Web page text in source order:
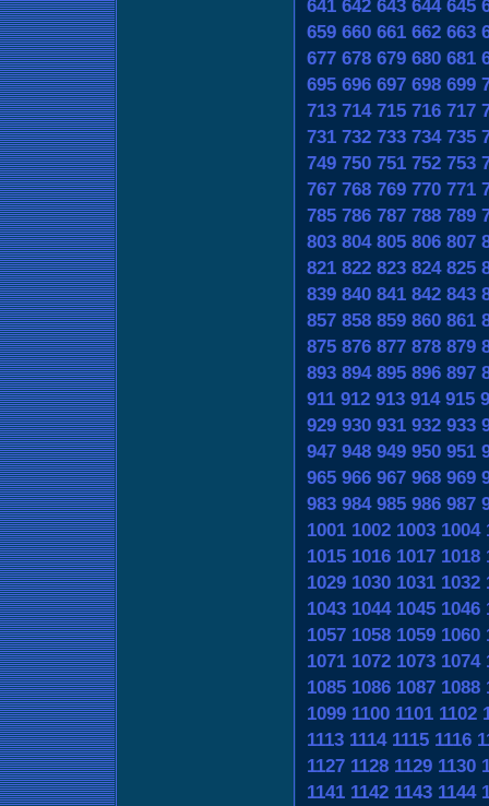
641 642 643 644 645
659 660 661 662 663
677 678 679 680 681
695 696 697 698 699
713 714 715 716 717
731 732 733 734 735
749 750 751 752 753
767 768 769 770 771
785 786 787 788 789
803 804 805 806 807
821 822 823 824 825
839 840 841 842 843
857 858 859 860 861
875 876 877 878 879
893 894 895 896 897
911 912 913 914 915
929 930 931 932 933
947 948 949 950 951
965 966 967 968 969
983 984 985 986 987
1001 1002 1003 1004
1015 1016 1017 1018
1029 1030 1031 1032
1043 1044 1045 1046
1057 1058 1059 1060
1071 1072 1073 1074
1085 1086 1087 1088
1099 1100 1101 1102
1113 1114 1115 1116
1127 1128 1129 1130
1141 1142 1143 1144